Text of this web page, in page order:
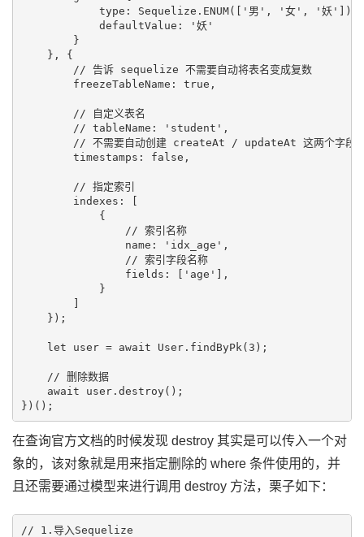
            type: Sequelize.ENUM(['男', '女', '妖']),
            defaultValue: '妖'
        }
    }, {
        // 告诉 sequelize 不需要自动将表名变成复数
        freezeTableName: true,
        // 自定义表名
        // tableName: 'student',
        // 不需要自动创建 createAt / updateAt 这两个字段
        timestamps: false,
        // 指定索引
        indexes: [
            {
                // 索引名称
                name: 'idx_age',
                // 索引字段名称
                fields: ['age'],
            }
        ]
    });
    let user = await User.findByPk(3);
    // 删除数据
    await user.destroy();
在查询官方文档的时候发现 destroy 其实是可以传入一个对
象的，该对象就是用来指定删除的 where 条件使用的，并
且还需要通过模型来进行调用 destroy 方法，栗子如下：
// 1.导入Sequelize